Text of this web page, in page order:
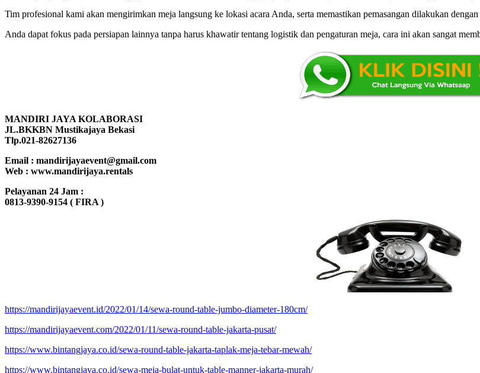
Tim profesional kami akan mengirimkan meja langsung ke lokasi acara Anda, serta memastikan pemasangan dilakukan
Anda dapat fokus pada persiapan lainnya tanpa harus khawatir tentang logistik dan pengaturan meja, cara ini akan sangat
MANDIRI JAYA KOLABORASI
JL.BKKBN Mustikajaya Bekasi
Tlp.021-82627136
Email : mandirijayaevent@gmail.com
Web : www.mandirijaya.rentals
Pelayanan 24 Jam :
0813-9390-9154 ( FIRA )
https://mandirijayaevent.id/2022/01/14/sewa-round-table-jumbo-diameter-180cm/
https://mandirijayaevent.com/2022/01/11/sewa-round-table-jakarta-pusat/
https://www.bintangjaya.co.id/sewa-round-table-jakarta-taplak-meja-tebar-mewah/
https://www.bintangjaya.co.id/sewa-meja-bulat-untuk-table-manner-jakarta-murah/